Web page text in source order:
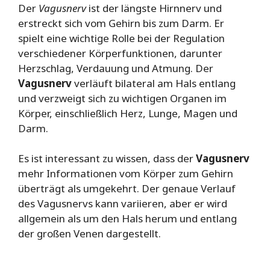
Der Vagusnervist der längste Hirnnerv und
erstreckt sich vom Gehirn bis zum Darm. Er
spielt eine wichtige Rolle bei der Regulation
verschiedener Körperfunktionen, darunter
Herzschlag, Verdauung und Atmung. Der
Vagusnervverläuft bilateral am Hals entlang
und verzweigt sich zu wichtigen Organen im
Körper, einschließlich Herz, Lunge, Magen und
Darm.
Es ist interessant zu wissen, dass derVagusnerv
mehr Informationen vom Körper zum Gehirn
überträgt als umgekehrt. Der genaue Verlauf
des Vagusnervs kann variieren, aber er wird
allgemein als um den Hals herum und entlang
der großen Venen dargestellt.